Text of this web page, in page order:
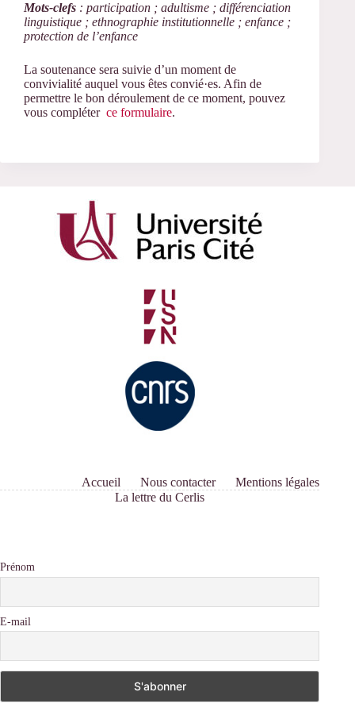
Mots-clefs : participation ; adultisme ; différenciation
linguistique ; ethnographie institutionnelle ; enfance ;
protection de l’enfance
La soutenance sera suivie d’un moment de
convivialité auquel vous êtes convié·es. Afin de
permettre le bon déroulement de ce moment, pouvez
vous compléter ce formulaire.
Accueil Nous contacter
Mentions légales
La lettre du Cerlis
Prénom
E-mail